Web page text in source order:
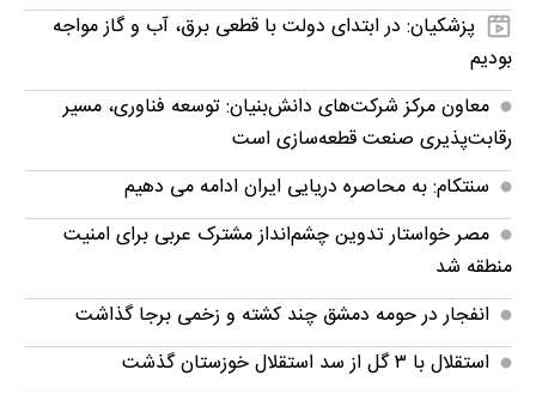
پزشکیان: در ابتدای دولت با قطعی برق، آب و گاز مواجه
بودیم
معاون مرکز شرکت‌های دانش‌بنیان: توسعه فناوری، مسیر
رقابت‌پذیری صنعت قطعه‌سازی است
سنتکام: به محاصره دریایی ایران ادامه می دهیم
مصر خواستار تدوین چشم‌انداز مشترک عربی برای امنیت
منطقه شد
انفجار در حومه دمشق چند کشته و زخمی برجا گذاشت
استقلال با ۳ گل از سد استقلال خوزستان گذشت